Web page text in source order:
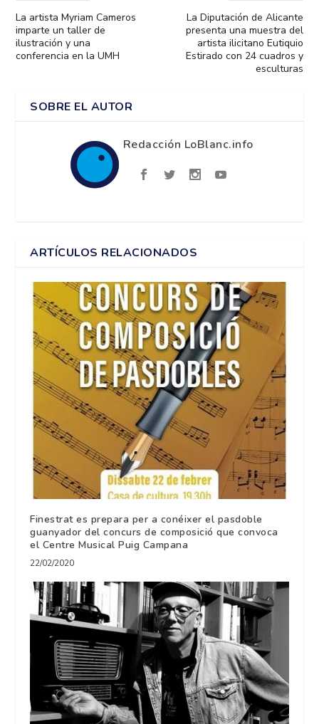
La artista Myriam Cameros
imparte un taller de
ilustración y una
conferencia en la UMH
La Diputación de Alicante
presenta una muestra del
artista ilicitano Eutiquio
Estirado con 24 cuadros y
esculturas
SOBRE EL AUTOR
Redacción LoBlanc.info
ARTÍCULOS RELACIONADOS
Finestrat es prepara per a conéixer el pasdoble
guanyador del concurs de composició que convoca
el Centre Musical Puig Campana
22/02/2020